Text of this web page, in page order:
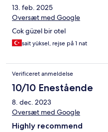
13. feb. 2025
Oversæt med Google
Cok güzel bir otel
sait yüksel, rejse på 1 nat
Verificeret anmeldelse
10/10 Enestående
8. dec. 2023
Oversæt med Google
Highly recommend